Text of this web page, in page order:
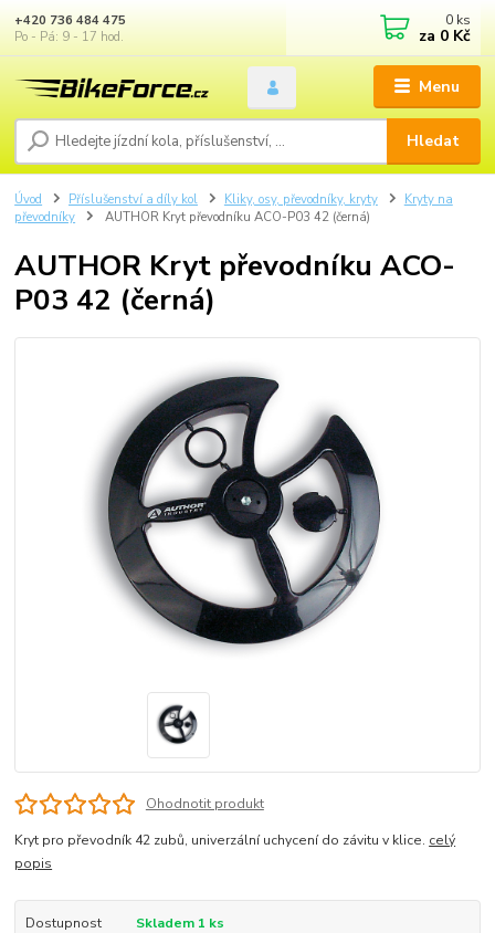
Menu
Hledat
+420 736 484 475
Po - Pá: 9 - 17 hod.
0 ks
za 0 Kč
Úvod Příslušenství a díly kol Kliky, osy, převodníky, kryty
Kryty na
převodníky
AUTHOR Kryt převodníku ACO-P03 42 (černá)
AUTHOR Kryt převodníku ACO-
P03 42 (černá)
Ohodnotit produkt
Kryt pro převodník 42 zubů, univerzální uchycení do závitu v klice. celý
popis
Dostupnost Skladem 1 ks